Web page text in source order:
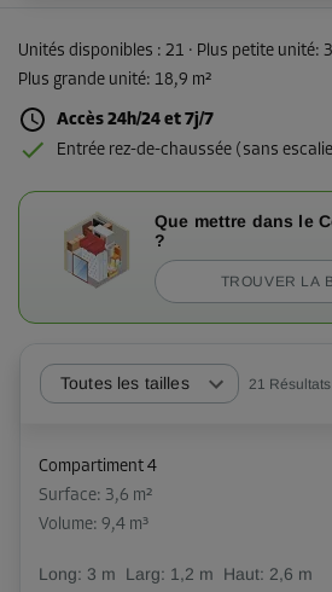
Unités disponibles : 21 · Plus petite unité:
Plus grande unité: 18,9 m²
Accès 24h/24 et 7j/7
Entrée rez-de-chaussée (sans
Que mettre dans le
?
TROUVER LA
Toutes les tailles 21 Résultats
Compartiment 4
Surface: 3,6 m²
Volume: 9,4 m³
Long: 3 m Larg: 1,2 m Haut: 2,6 m